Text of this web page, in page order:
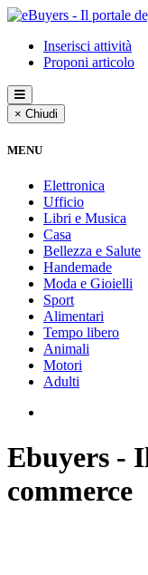
Inserisci attività
Proponi articolo
× Chiudi
MENU
Elettronica
Ufficio
Libri e Musica
Casa
Bellezza e Salute
Handemade
Moda e Gioielli
Sport
Alimentari
Tempo libero
Animali
Motori
Adulti
Ebuyers -
commerce